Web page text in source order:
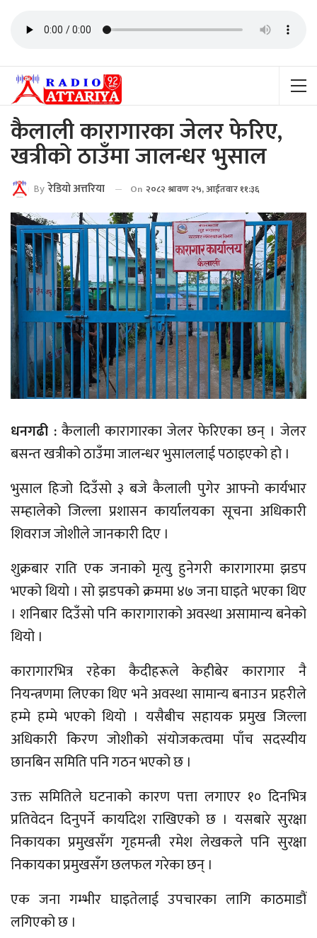
कैलाली कारागारका जेलर फेरिए,
खत्रीको ठाउँमा जालन्धर भुसाल
By रेडियाे अत्तरिया On २०८२ श्रावण २५, आईतवार ११:३६
धनगढी : कैलाली कारागारका जेलर फेरिएका छन् । जेलर
बसन्त खत्रीको ठाउँमा जालन्धर भुसाललाई पठाइएको हो ।
भुसाल हिजो दिउँसो ३ बजे कैलाली पुगेर आफ्नो कार्यभार
सम्हालेको जिल्ला प्रशासन कार्यालयका सूचना अधिकारी
शिवराज जोशीले जानकारी दिए ।
शुक्रबार राति एक जनाको मृत्यु हुनेगरी कारागारमा झडप
भएको थियो । सो झडपको क्रममा ४७ जना घाइते भएका थिए
। शनिबार दिउँसो पनि कारागाराको अवस्था असामान्य बनेको
थियो ।
कारागारभित्र रहेका कैदीहरूले केहीबेर कारागार नै
नियन्त्रणमा लिएका थिए भने अवस्था सामान्य बनाउन प्रहरीले
हम्मे हम्मे भएको थियो । यसैबीच सहायक प्रमुख जिल्ला
अधिकारी किरण जोशीको संयोजकत्वमा पाँच सदस्यीय
छानबिन समिति पनि गठन भएको छ ।
उक्त समितिले घटनाको कारण पत्ता लगाएर १० दिनभित्र
प्रतिवेदन दिनुपर्ने कार्यादेश राखिएको छ । यसबारे सुरक्षा
निकायका प्रमुखसँग गृहमन्त्री रमेश लेखकले पनि सुरक्षा
निकायका प्रमुखसँग छलफल गरेका छन् ।
एक जना गम्भीर घाइतेलाई उपचारका लागि काठमाडौं
लगिएको छ ।